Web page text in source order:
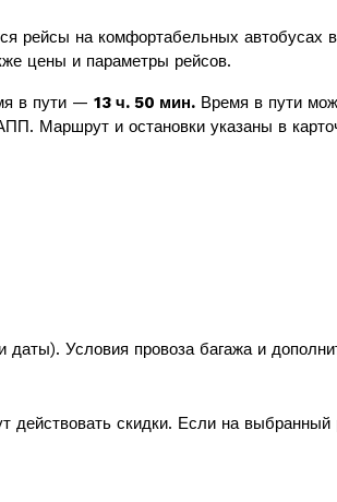
рейсы на комфортабельных автобусах
цены и параметры рейсов.
в пути — 13 ч. 50 мин. Время в пути
Маршрут и остановки указаны в
даты). Условия провоза багажа и
действовать скидки. Если на